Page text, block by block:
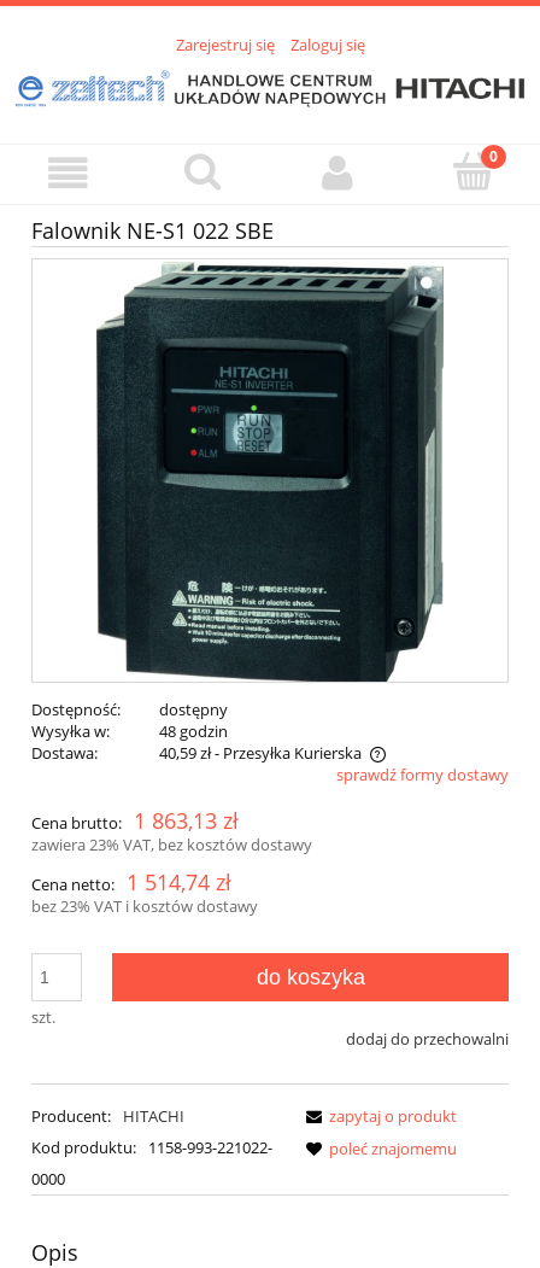
Zarejestruj się Zaloguj się
Falownik NE-S1 022 SBE
Dostępność:
dostępny
Wysyłka w:
48 godzin
Dostawa:
40,59 zł- Przesyłka Kurierska
Cena nie zawiera ewentualnych kosztów płatnościsprawdź formy dostawy
Cena brutto: 1 863,13 zł
zawiera 23% VAT, bez kosztów dostawy
Cena netto:
1 514,74 zł
bez 23% VAT i kosztów dostawy
szt.
do koszyka
dodaj do przechowalni
Producent:
HITACHI
Kod produktu:
1158-993-221022-
0000
zapytaj o produkt
poleć znajomemu
Opis